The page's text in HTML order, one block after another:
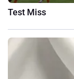
Test Miss